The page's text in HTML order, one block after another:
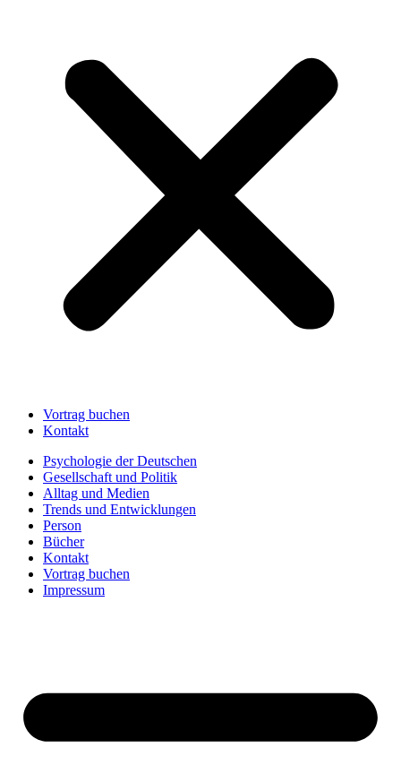
Vortrag buchen
Kontakt
Psychologie der Deutschen
Gesellschaft und Politik
Alltag und Medien
Trends und Entwicklungen
Person
Bücher
Kontakt
Vortrag buchen
Impressum